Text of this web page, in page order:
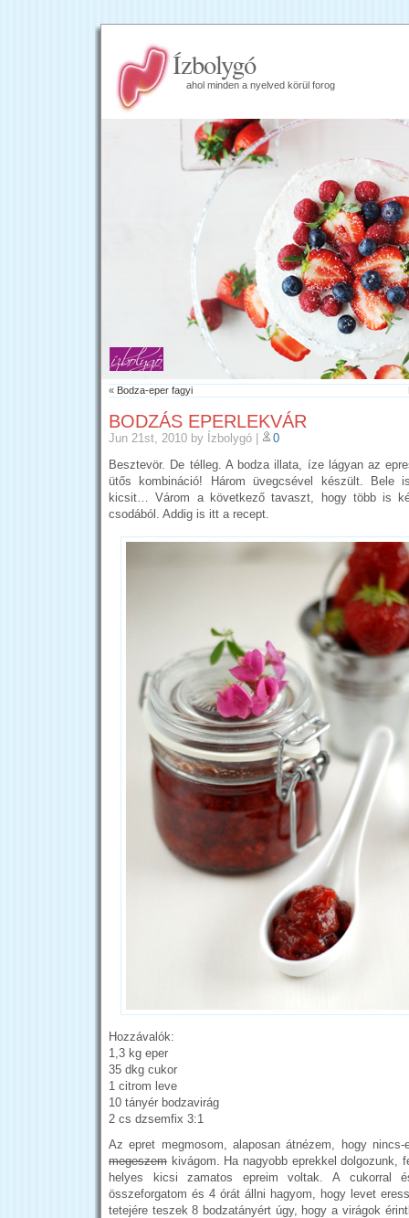
Ízbolygó
ahol minden a nyelved körül forog
« Bodza-eper fagyi
BODZÁS EPERLEKVÁR
Jun 21st, 2010 by Ízbolygó |
0
Besztevör. De télleg. A bodza illata, íze lágyan az
ütős kombináció! Három üvegcsével készült. Bele
kicsit… Várom a következő tavaszt, hogy több is
csodából. Addig is itt a recept.
Hozzávalók:
1,3 kg eper
35 dkg cukor
1 citrom leve
10 tányér bodzavirág
2 cs dzsemfix 3:1
Az epret megmosom, alaposan átnézem, hogy
megeszem kivágom. Ha nagyobb eprekkel dolgozunk,
helyes kicsi zamatos epreim voltak. A cukorral
összeforgatom és 4 órát állni hagyom, hogy levet
tetejére teszek 8 bodzatányért úgy, hogy a virágok